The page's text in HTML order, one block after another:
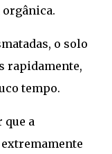
o solo
rapidamente,
tempo.
que a